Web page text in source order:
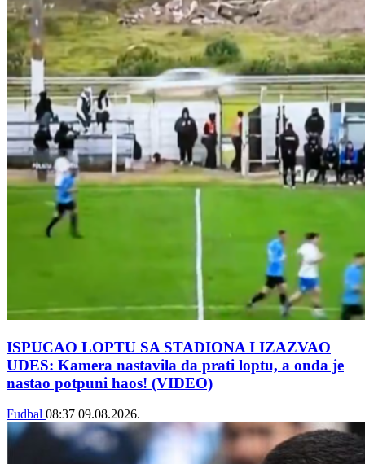
ISPUCAO LOPTU SA STADIONA I IZAZVAO
UDES: Kamera nastavila da prati loptu, a onda je
nastao potpuni haos! (VIDEO)
Fudbal 08:37 09.08.2026.